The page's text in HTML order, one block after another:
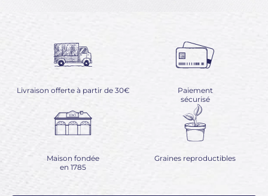
Livraison offerte à partir de 30€
Paiement
sécurisé
Maison fondée
en 1785
Graines reproductibles